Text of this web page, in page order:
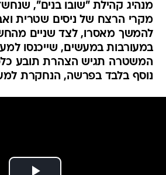
מנהיג קהילת "שובו בנים",
מקרי הרצח של ניסים שטרית
להמשך מאסרו, לצד שניים
במעורבות במעשים, שייכנסו
המשטרה תגיש הצהרת תובע
נוסף בלבד בפרשה, הנחקרת למעלה